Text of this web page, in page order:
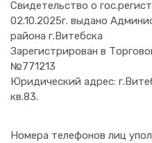
Свидетельство о
02.10.2025г. выдано
района г.Витебска
Зарегистрирован в
№771213
Юридический адрес:
кв.83.
Номера телефонов лиц